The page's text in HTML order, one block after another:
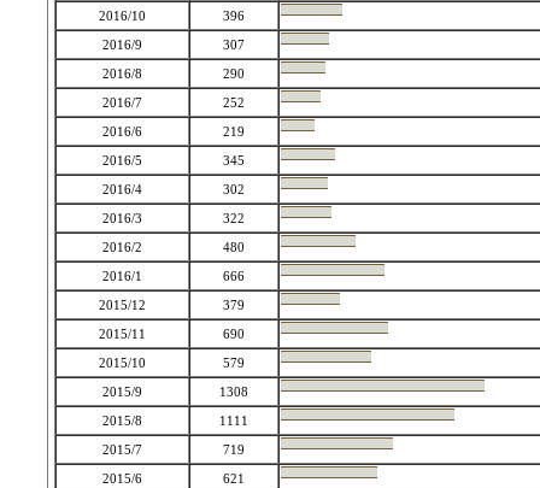
2016/10
396
2016/9
307
2016/8
290
2016/7
252
2016/6
219
2016/5
345
2016/4
302
2016/3
322
2016/2
480
2016/1
666
2015/12
379
2015/11
690
2015/10
579
2015/9
1308
2015/8
1111
2015/7
719
2015/6
621